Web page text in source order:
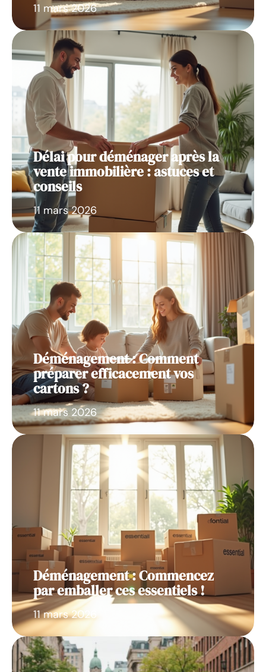
11 mars 2026
Délai pour déménager après la
vente immobilière : astuces et
conseils
11 mars 2026
Déménagement : Comment
préparer efficacement vos
cartons ?
11 mars 2026
Déménagement : Commencez
par emballer ces essentiels !
11 mars 2026